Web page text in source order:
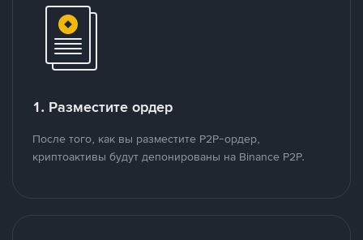
1. Разместите ордер
После того, как вы разместите P2P-ордер,
криптоактивы будут депонированы на Binance P2P.